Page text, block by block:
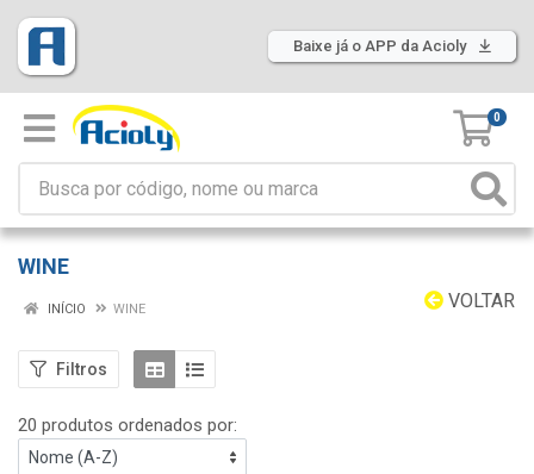
Baixe já o APP da Acioly
0
WINE
VOLTAR
INÍCIO WINE
Filtros
20 produtos ordenados por: